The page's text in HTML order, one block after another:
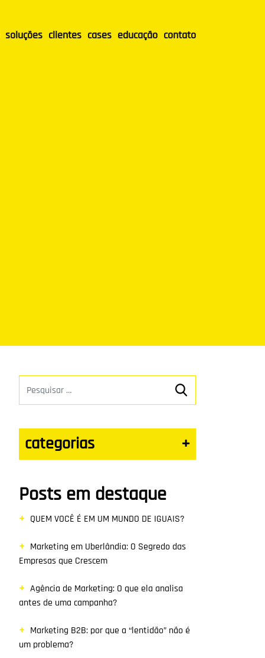
soluções clientes cases educação contato
categorias +
Posts em destaque
QUEM VOCÊ É EM UM MUNDO DE IGUAIS?
Marketing em Uberlândia: O Segredo das
Empresas que Crescem
Agência de Marketing: O que ela analisa
antes de uma campanha?
Marketing B2B: por que a “lentidão” não é
um problema?